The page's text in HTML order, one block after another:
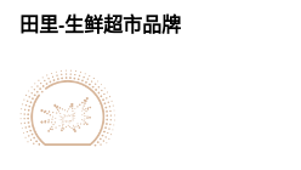
田里-生鲜超市品牌